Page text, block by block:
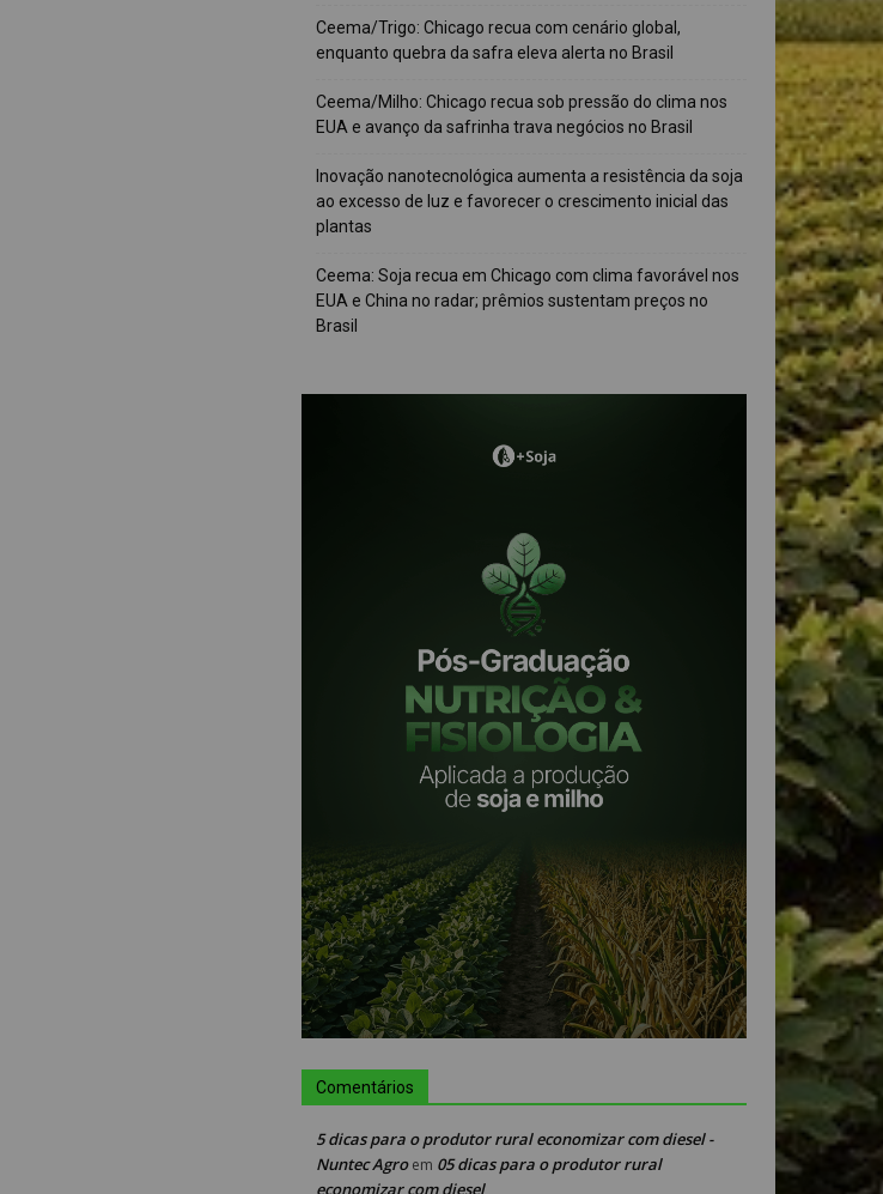
Ceema/Trigo: Chicago recua com cenário global,
enquanto quebra da safra eleva alerta no Brasil
Ceema/Milho: Chicago recua sob pressão do clima nos
EUA e avanço da safrinha trava negócios no Brasil
Inovação nanotecnológica aumenta a resistência da soja
ao excesso de luz e favorecer o crescimento inicial das
plantas
Ceema: Soja recua em Chicago com clima favorável nos
EUA e China no radar; prêmios sustentam preços no
Brasil
Comentários
5 dicas para o produtor rural economizar com diesel -
Nuntec Agroem 05 dicas para o produtor rural
economizar com diesel